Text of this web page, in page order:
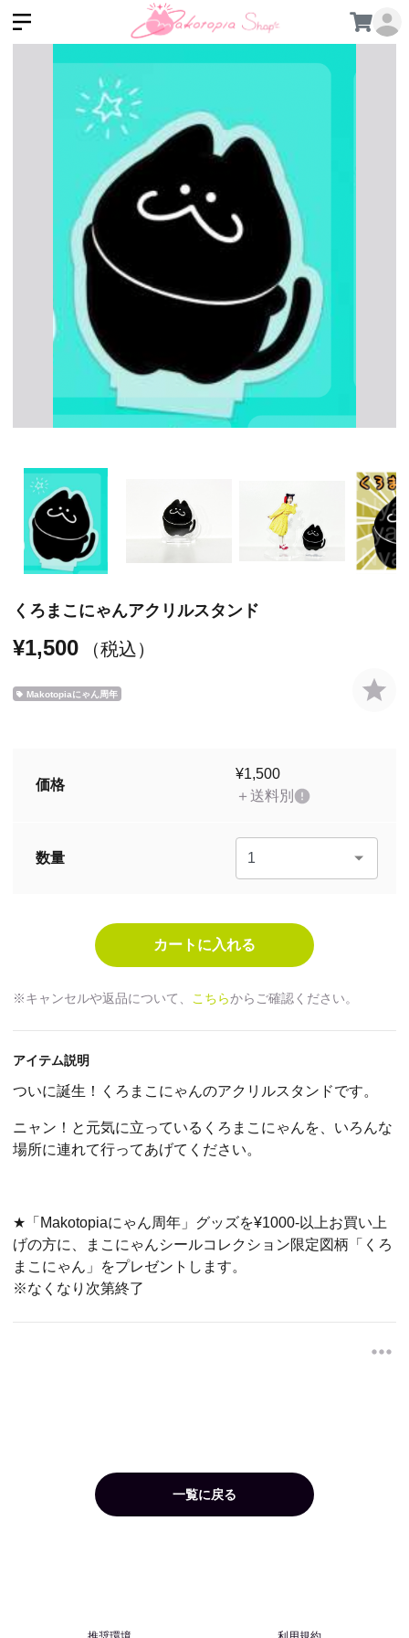
くろまこにゃんアクリルスタンド
¥1,500 （税込）
Makotopiaにゃん周年
価格
¥1,500
＋送料別
数量
※キャンセルや返品について、 こちらからご確認ください。
アイテム説明
ついに誕生！くろまこにゃんのアクリルスタンドです。
ニャン！と元気に立っているくろまこにゃんを、いろんな
場所に連れて行ってあげてください。
★「Makotopiaにゃん周年」グッズを¥1000-以上お買い上
げの方に、まこにゃんシールコレクション限定図柄「くろ
まこにゃん」をプレゼントします。
※なくなり次第終了
一覧に戻る